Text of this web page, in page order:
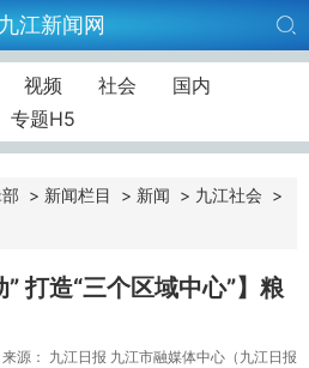
九江新闻网
视频 社会
国内
专题H5
> 新闻栏目 > 新闻 > 九江社会 >
” 打造“三个区域中心”】粮
来源： 九江日报 九江市融媒体中心（九江日报